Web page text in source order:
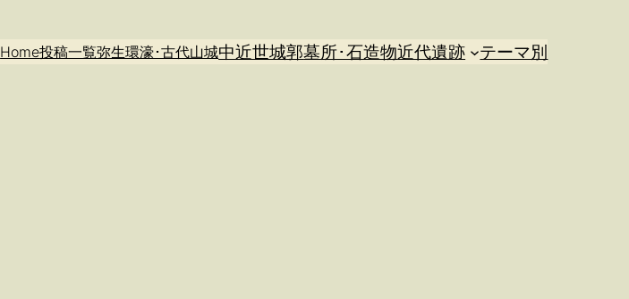
Home投稿一覧弥生環濠･古代山城中近世城郭墓所･石造物近代遺跡 テーマ別